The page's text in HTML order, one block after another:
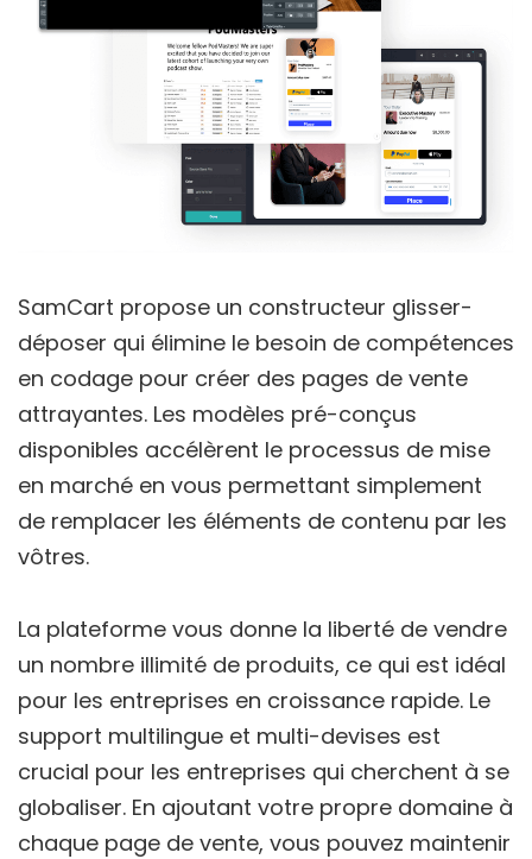
SamCart propose un constructeur glisser-
déposer qui élimine le besoin de compétences
en codage pour créer des pages de vente
attrayantes. Les modèles pré-conçus
disponibles accélèrent le processus de mise
en marché en vous permettant simplement
de remplacer les éléments de contenu par les
vôtres.
La plateforme vous donne la liberté de vendre
un nombre illimité de produits, ce qui est idéal
pour les entreprises en croissance rapide. Le
support multilingue et multi-devises est
crucial pour les entreprises qui cherchent à se
globaliser. En ajoutant votre propre domaine à
chaque page de vente, vous pouvez maintenir